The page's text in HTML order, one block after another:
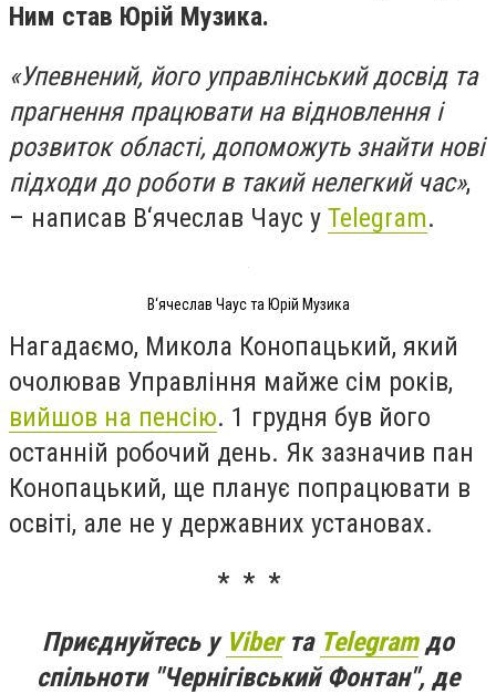
Ним став Юрій Музика.
«Упевнений, його управлінський досвід та
прагнення працювати на відновлення і
розвиток області, допоможуть знайти нові
підходи до роботи в такий нелегкий час»,
– написав В‘ячеслав Чаус у Telegram.
В‘ячеслав Чаус та Юрій Музика
Нагадаємо, Микола Конопацький, який
очолював Управління майже сім років,
вийшов на пенсію. 1 грудня був його
останній робочий день. Як зазначив пан
Конопацький, ще планує попрацювати в
освіті, але не у державних установах.
* * *
Приєднуйтесь у Viberта Telegramдо
спільноти "Чернігівський Фонтан", де